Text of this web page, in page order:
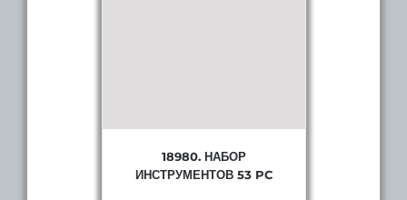
18980. НАБОР
ИНСТРУМЕНТОВ 53 PC